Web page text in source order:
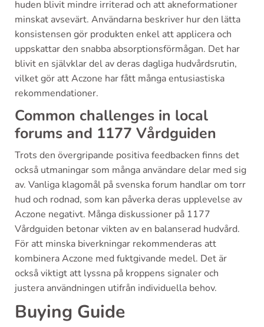
huden blivit mindre irriterad och att akneformationer
minskat avsevärt. Användarna beskriver hur den lätta
konsistensen gör produkten enkel att applicera och
uppskattar den snabba absorptionsförmågan. Det har
blivit en självklar del av deras dagliga hudvårdsrutin,
vilket gör att Aczone har fått många entusiastiska
rekommendationer.
Common challenges in local
forums and 1177 Vårdguiden
Trots den övergripande positiva feedbacken finns det
också utmaningar som många användare delar med sig
av. Vanliga klagomål på svenska forum handlar om torr
hud och rodnad, som kan påverka deras upplevelse av
Aczone negativt. Många diskussioner på 1177
Vårdguiden betonar vikten av en balanserad hudvård.
För att minska biverkningar rekommenderas att
kombinera Aczone med fuktgivande medel. Det är
också viktigt att lyssna på kroppens signaler och
justera användningen utifrån individuella behov.
Buying Guide